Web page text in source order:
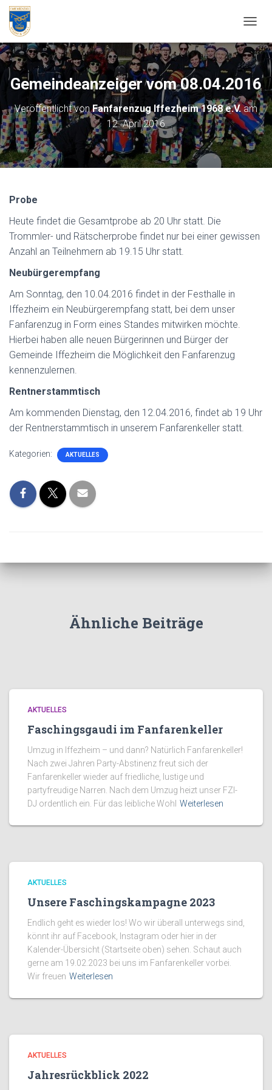
Gemeindeanzeiger vom 08.04.2016
Veröffentlicht vonFanfarenzug Iffezheim 1968 e.V.am
12. April 2016
Probe
Heute findet die Gesamtprobe ab 20 Uhr statt. Die
Trommler- und Rätscherprobe findet nur bei einer gewissen
Anzahl an Teilnehmern ab 19.15 Uhr statt.
Neubürgerempfang
Am Sonntag, den 10.04.2016 findet in der Festhalle in
Iffezheim ein Neubürgerempfang statt, bei dem unser
Fanfarenzug in Form eines Standes mitwirken möchte.
Hierbei haben alle neuen Bürgerinnen und Bürger der
Gemeinde Iffezheim die Möglichkeit den Fanfarenzug
kennenzulernen.
Rentnerstammtisch
Am kommenden Dienstag, den 12.04.2016, findet ab 19 Uhr
der Rentnerstammtisch in unserem Fanfarenkeller statt.
Kategorien: AKTUELLES
Ähnliche Beiträge
AKTUELLES
Faschingsgaudi im Fanfarenkeller
Umzug in Iffezheim – und dann? Natürlich Fanfarenkeller!
Nach zwei Jahren Party-Abstinenz freut sich der
Fanfarenkeller wieder auf friedliche, lustige und
partyfreudige Narren. Nach dem Umzug heizt unser FZI-
DJ ordentlich ein. Für das leibliche Wohl Weiterlesen
AKTUELLES
Unsere Faschingskampagne 2023
Endlich geht es wieder los! Wo wir überall unterwegs sind,
könnt ihr auf Facebook, Instagram oder hier in der
Kalender-Übersicht (Startseite oben) sehen. Schaut auch
gerne am 19.02.2023 bei uns im Fanfarenkeller vorbei.
Wir freuen Weiterlesen
AKTUELLES
Jahresrückblick 2022